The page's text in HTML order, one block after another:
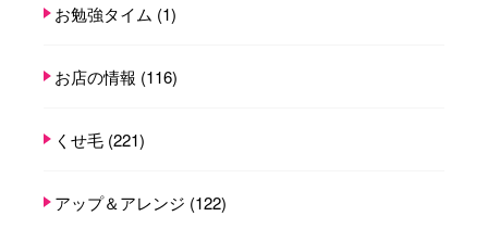
お勉強タイム (1)
お店の情報 (116)
くせ毛 (221)
アップ＆アレンジ (122)